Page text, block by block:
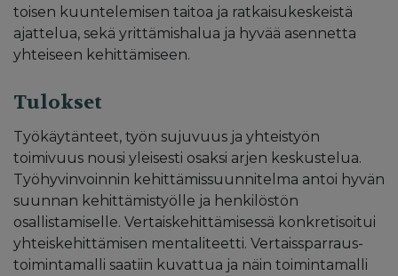
toisen kuuntelemisen taitoa ja ratkaisukeskeistä
ajattelua, sekä yrittämishalua ja hyvää asennetta
yhteiseen kehittämiseen.
Tulokset
Työkäytänteet, työn sujuvuus ja yhteistyön
toimivuus nousi yleisesti osaksi arjen keskustelua.
Työhyvinvoinnin kehittämissuunnitelma antoi hyvän
suunnan kehittämistyölle ja henkilöstön
osallistamiselle. Vertaiskehittämisessä konkretisoitui
yhteiskehittämisen mentaliteetti. Vertaissparraus-
toimintamalli saatiin kuvattua ja näin toimintamalli